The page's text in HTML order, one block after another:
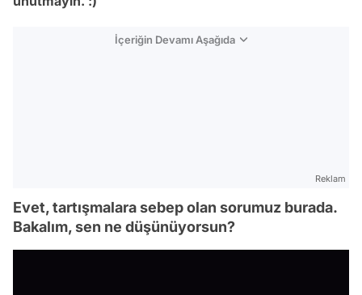
İçeriğin Devamı Aşağıda
Reklam
Evet, tartışmalara sebep olan sorumuz burada.
Bakalım, sen ne düşünüyorsun?